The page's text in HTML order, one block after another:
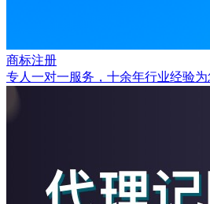
商标注册
专人一对一服务，十余年行业经验